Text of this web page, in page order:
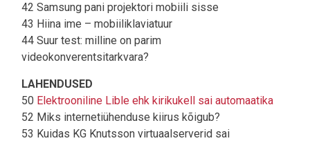
42 Samsung pani projektori mobiili sisse
43 Hiina ime – mobiiliklaviatuur
44 Suur test: milline on parim
videokonverentsitarkvara?
LAHENDUSED
50 Elektrooniline Lible ehk kirikukell sai automaatika
52 Miks internetiühenduse kiirus kõigub?
53 Kuidas KG Knutsson virtuaalserverid sai